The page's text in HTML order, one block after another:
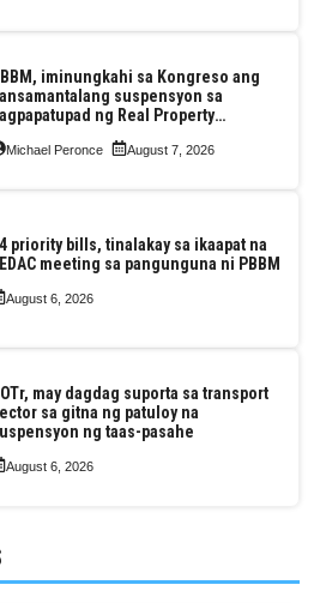
iminungkahi sa Kongreso ang
suspensyon sa
ng Real Property
and Assessment Reform Act
Michael Peronce August 7, 2026
priority bills, tinalakay sa ikaapat na
meeting sa pangunguna ni PBBM
August 6, 2026
may dagdag suporta sa transport
sa gitna ng patuloy na
ng taas-pasahe
August 6, 2026